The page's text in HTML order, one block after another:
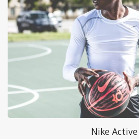
Nike Active